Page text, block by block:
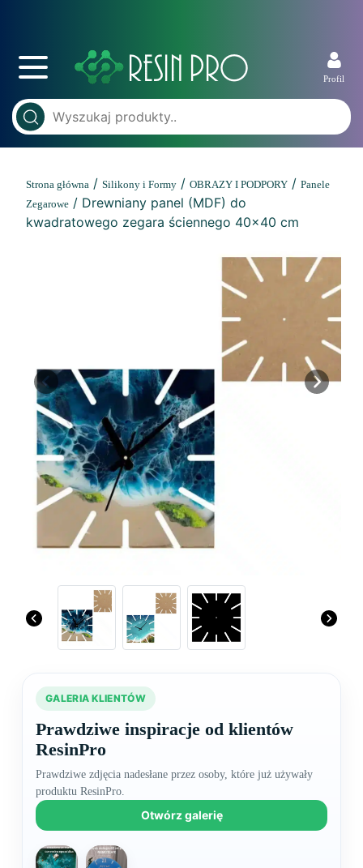
Profil
Strona główna / Silikony i Formy / OBRAZY I PODPORY / Panele
Zegarowe / Drewniany panel (MDF) do
kwadratowego zegara ściennego 40×40 cm
Previous Next
GALERIA KLIENTÓW
Prawdziwe inspiracje od klientów
ResinPro
Prawdziwe zdjęcia nadesłane przez osoby, które już używały
produktu ResinPro.
Otwórz galerię